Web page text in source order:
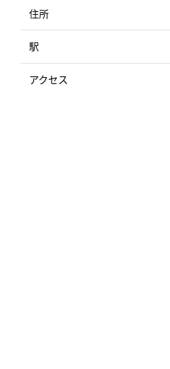
住所
駅
アクセス